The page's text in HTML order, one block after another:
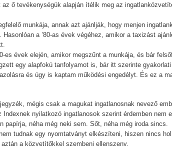
ő tevékenységük alapján ítélik meg az
munkája, annak azt ajánlják, hogy menjen
a ’80-as évek végéhez, amikor a taxizást
es évek elején, amikor megszűnt a munkája, és bár
egy alapfokú tanfolyamot is, bár itt szerinte
és úgy is kaptam működési engedélyt. És ez a
mégis csak a magukat ingatlanosnak nevező
nyilatkozó ingatlanosok szerint érdemben nem
néha még neki sem. Sőt, néha még iroda sincs.
tudnak egy nyomtatványt elkészíteni, hiszen nincs
a közvetítőkkel szembeni ellenszenv.